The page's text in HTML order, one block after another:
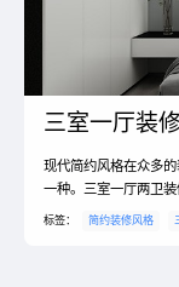
三室一厅装
现代简约风格在众多
一种。三室一厅两卫
住房的经典代表。可
轻人在装修的时候都
而是一种展示形态,对
标签： 简约装修风格